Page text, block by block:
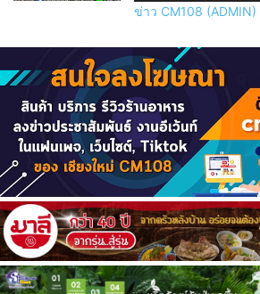
ข่าว CM108 (ADMIN)